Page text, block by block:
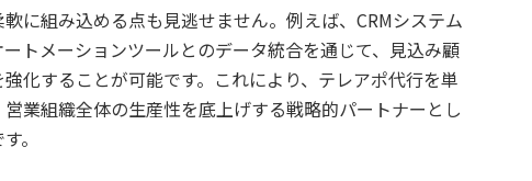
に組み込める点も見逃せません。例えば、CRMシステム
トメーションツールとのデータ統合を通じて、見込み顧
化することが可能です。これにより、テレアポ代行を単
業組織全体の生産性を底上げする戦略的パートナーとし
。